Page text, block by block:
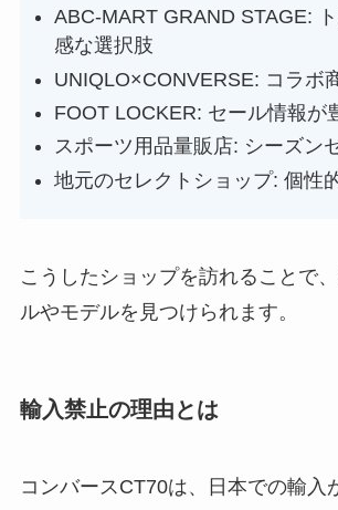
ABC-MART GRAND STAGE:
感な選択肢
UNIQLO×CONVERSE: コラボ
FOOT LOCKER: セール情報が
スポーツ用品量販店: シーズン
地元のセレクトショップ: 個性
こうしたショップを訪れることで
ルやモデルを見つけられます。
輸入禁止の理由とは
コンバースCT70は、日本での輸入